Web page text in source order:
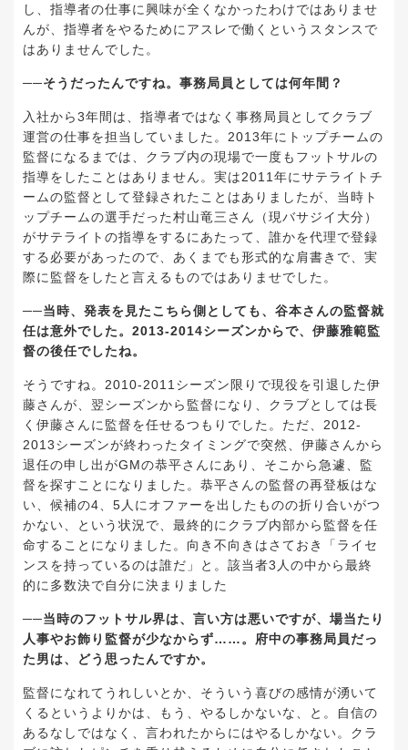
し、指導者の仕事に興味が全くなかったわけではありませ
んが、指導者をやるためにアスレで働くというスタンスで
はありませんでした。
──そうだったんですね。事務局員としては何年間？
入社から3年間は、指導者ではなく事務局員としてクラブ
運営の仕事を担当していました。2013年にトップチームの
監督になるまでは、クラブ内の現場で一度もフットサルの
指導をしたことはありません。実は2011年にサテライトチ
ームの監督として登録されたことはありましたが、当時ト
ップチームの選手だった村山竜三さん（現バサジイ大分）
がサテライトの指導をするにあたって、誰かを代理で登録
する必要があったので、あくまでも形式的な肩書きで、実
際に監督をしたと言えるものではありませでした。
──当時、発表を見たこちら側としても、谷本さんの監督就
任は意外でした。2013-2014シーズンからで、伊藤雅範監
督の後任でしたね。
そうですね。2010-2011シーズン限りで現役を引退した伊
藤さんが、翌シーズンから監督になり、クラブとしては長
く伊藤さんに監督を任せるつもりでした。ただ、2012-
2013シーズンが終わったタイミングで突然、伊藤さんから
退任の申し出がGMの恭平さんにあり、そこから急遽、監
督を探すことになりました。恭平さんの監督の再登板はな
い、候補の4、5人にオファーを出したものの折り合いがつ
かない、という状況で、最終的にクラブ内部から監督を任
命することになりました。向き不向きはさておき「ライセ
ンスを持っているのは誰だ」と。該当者3人の中から最終
的に多数決で自分に決まりました
──当時のフットサル界は、言い方は悪いですが、場当たり
人事やお飾り監督が少なからず……。府中の事務局員だっ
た男は、どう思ったんですか。
監督になれてうれしいとか、そういう喜びの感情が湧いて
くるというよりかは、もう、やるしかないな、と。自信の
あるなしではなく、言われたからにはやるしかない。クラ